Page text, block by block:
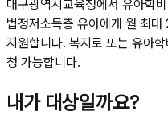
대구광역시교육청에서 유아학
법정저소득층 유아에게 월 최대
지원합니다. 복지로 또는 유아
청 가능합니다.
내가 대상일까요?